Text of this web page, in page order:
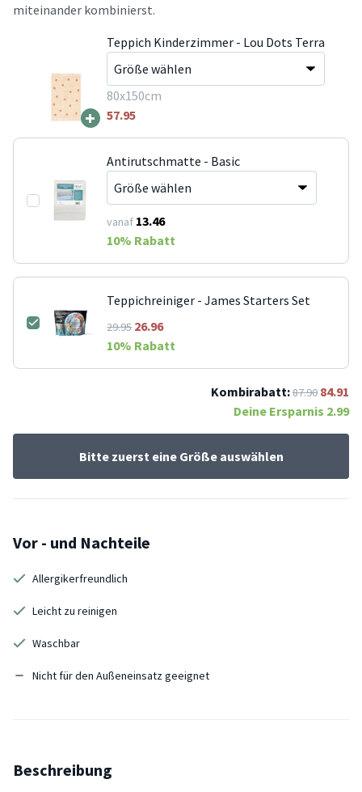
miteinander kombinierst.
+
Teppich Kinderzimmer - Lou Dots Terra
80x150cm
57.95
Antirutschmatte - Basic
vanaf 13.46
10% Rabatt
Teppichreiniger - James Starters Set
29.9526.96
10% Rabatt
Kombirabatt:87.90 84.91
Deine Ersparnis 2.99
Bitte zuerst eine Größe auswählen
Vor - und Nachteile
Allergikerfreundlich
Leicht zu reinigen
Waschbar
Nicht für den Außeneinsatz geeignet
Beschreibung